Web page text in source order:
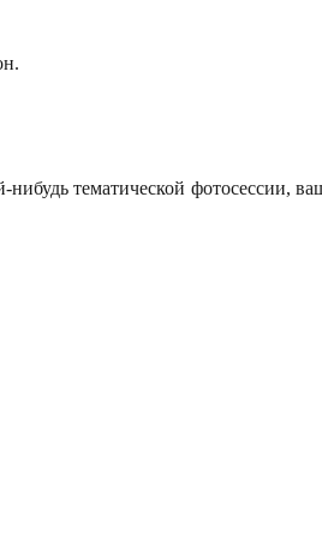
тематической фотосессии,